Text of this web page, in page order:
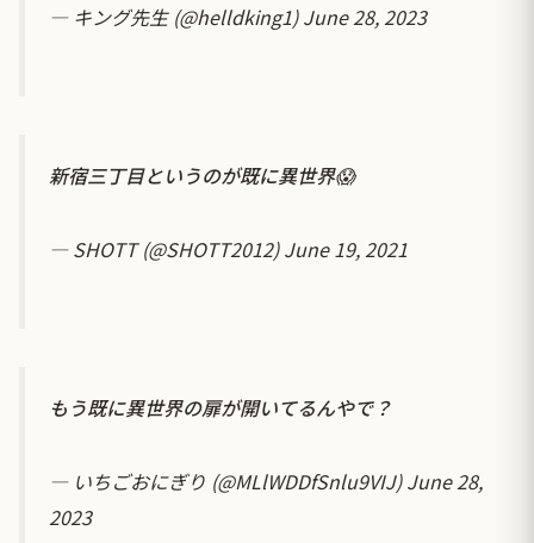
— キング先生 (@helldking1)June 28, 2023
新宿三丁目というのが既に異世界😱
— SHOTT (@SHOTT2012)June 19, 2021
もう既に異世界の扉が開いてるんやで？
— いちごおにぎり (@MLlWDDfSnlu9VIJ)June 28,
2023